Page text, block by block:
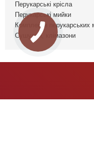
Перукарські крісла
Перукарські мийки
Комплекти перукарських
Сушуари, клімазони